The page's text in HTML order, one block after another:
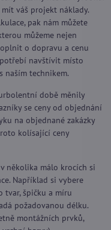
váš projekt náklady.
pak nám můžete
můžeme nejen
o dopravu a cenu
navštívit místo
naším technikem.
době měnily
se ceny od objednání
na objednané zakázky
kolísající ceny
několika málo krocích si
Například si vybere
tvar, špičku a míru
požadovanou délku.
montážních prvků,